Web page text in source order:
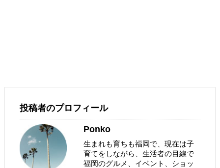
投稿者のプロフィール
Ponko
生まれも育ちも福岡で、現在は子
育てをしながら、生活者の目線で
福岡のグルメ、イベント、ショッ